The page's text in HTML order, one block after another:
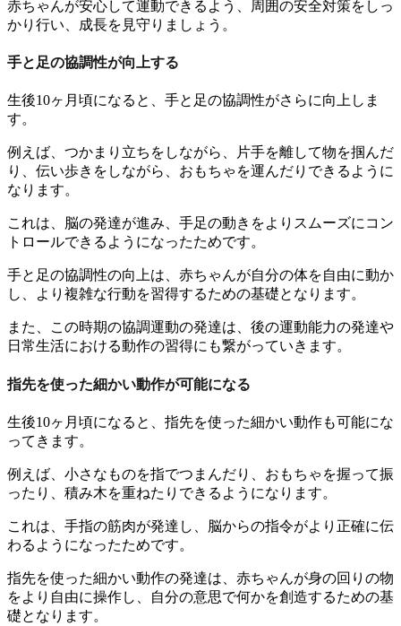
赤ちゃんが安心して運動できるよう、周囲の安全対策をしっ
かり行い、成長を見守りましょう。
手と足の協調性が向上する
生後10ヶ月頃になると、手と足の協調性がさらに向上しま
す。
例えば、つかまり立ちをしながら、片手を離して物を掴んだ
り、伝い歩きをしながら、おもちゃを運んだりできるように
なります。
これは、脳の発達が進み、手足の動きをよりスムーズにコン
トロールできるようになったためです。
手と足の協調性の向上は、赤ちゃんが自分の体を自由に動か
し、より複雑な行動を習得するための基礎となります。
また、この時期の協調運動の発達は、後の運動能力の発達や
日常生活における動作の習得にも繋がっていきます。
指先を使った細かい動作が可能になる
生後10ヶ月頃になると、指先を使った細かい動作も可能にな
ってきます。
例えば、小さなものを指でつまんだり、おもちゃを握って振
ったり、積み木を重ねたりできるようになります。
これは、手指の筋肉が発達し、脳からの指令がより正確に伝
わるようになったためです。
指先を使った細かい動作の発達は、赤ちゃんが身の回りの物
をより自由に操作し、自分の意思で何かを創造するための基
礎となります。